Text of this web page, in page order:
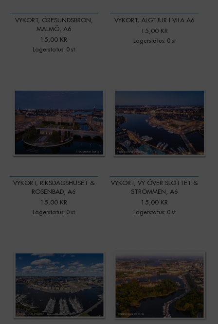
VYKORT, ÖRESUNDSBRON,
MALMÖ, A6
15,00 KR
Lagerstatus: 0 st
VYKORT, ÄLGTJUR I VILA A6
15,00 KR
Lagerstatus: 0 st
VYKORT, RIKSDAGSHUSET &
ROSENBAD, A6
15,00 KR
Lagerstatus: 0 st
VYKORT, VY ÖVER SLOTTET &
STRÖMMEN, A6
15,00 KR
Lagerstatus: 0 st